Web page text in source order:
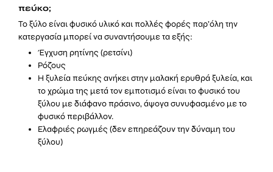
πεύκο;
Το ξύλο είναι φυσικό υλικό και πολλές φορές παρ’όλη την
κατεργασία μπορεί να συναντήσουμε τα εξής:
Έγχυση ρητίνης (ρετσίνι)
Ρόζους
Η ξυλεία πεύκης ανήκει στην μαλακή ερυθρά ξυλεία, και
το χρώμα της μετά τον εμποτισμό είναι το φυσικό του
ξύλου με διάφανο πράσινο, άψογα συνυφασμένο με το
φυσικό περιβάλλον.
Ελαφριές ρωγμές (δεν επηρεάζουν την δύναμη του
ξύλου)